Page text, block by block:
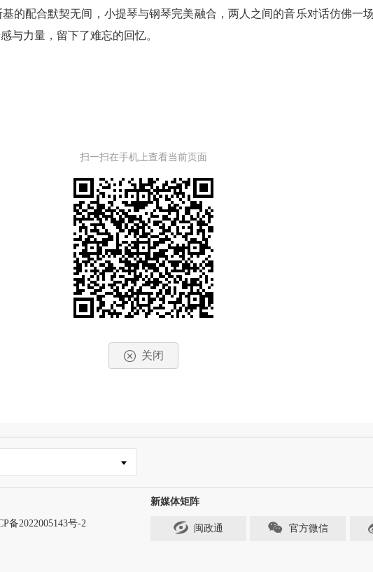
配合默契无间，小提琴与钢琴完美融合，两人之间的音乐对话仿佛一
与力量，留下了难忘的回忆。
扫一扫在手机上查看当前页面
关闭
备2022005143号-2
新媒体矩阵
闽政通 官方微信